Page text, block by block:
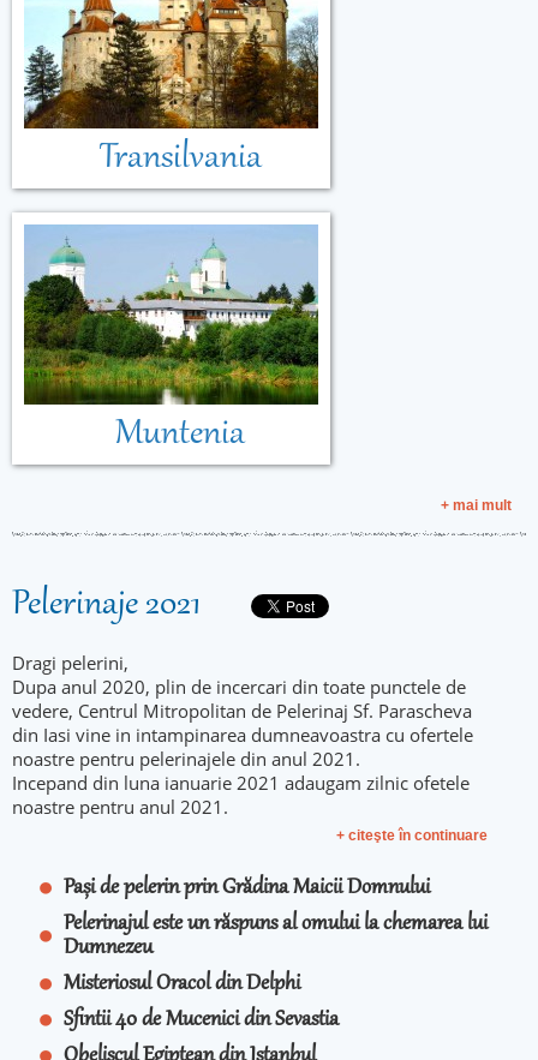
Transilvania
Muntenia
+ mai mult
Pelerinaje 2021
Dragi pelerini,
Dupa anul 2020, plin de incercari din toate punctele de
vedere, Centrul Mitropolitan de Pelerinaj Sf. Parascheva
din Iasi vine in intampinarea dumneavoastra cu ofertele
noastre pentru pelerinajele din anul 2021.
Incepand din luna ianuarie 2021 adaugam zilnic ofetele
noastre pentru anul 2021.
+ citeşte în continuare
Pași de pelerin prin Grădina Maicii Domnului
Pelerinajul este un răspuns al omului la chemarea lui
Dumnezeu
Misteriosul Oracol din Delphi
Sfintii 40 de Mucenici din Sevastia